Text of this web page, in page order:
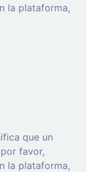
la plataforma,
que un
favor,
la plataforma,